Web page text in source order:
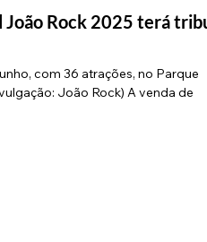
João Rock 2025 terá
com 36 atrações, no Parque